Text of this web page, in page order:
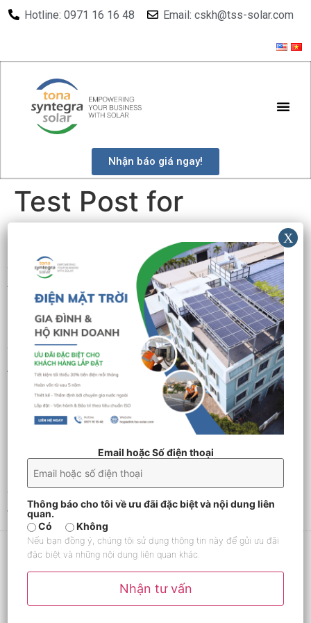
Hotline: 0971 16 16 48 Email: cskh@tss-solar.com
Nhận báo giá ngay!
Test Post for
This is a sample post created to test the basic
formatting features of the WordPress CMS.
Subheading Level 2
You can usebold text italic text, and combineboth
styles.
Bullet list item #1
Item withboldemphasis
And a link:
official WordPress site
Step two
Step three
free to edit or delete it.
Email hoặc Số điện thoại
Thông báo cho tôi về ưu đãi đặc biệt và nội dung liên
quan.
Có
Không
Nếu bạn đồng ý, chúng tôi sử dụng thông tin này để gửi ưu đãi
đặc biệt và những nội dung liên quan khác.
Nhận tư vấn